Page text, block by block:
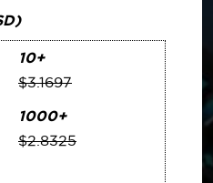
10+
$3.1697
1000+
$2.8325